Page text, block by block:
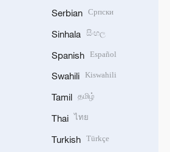
Serbian Српски
Sinhala සිංහල
Spanish Español
Swahili Kiswahili
Tamil தமிழ்
Thai ไทย
Turkish Türkçe